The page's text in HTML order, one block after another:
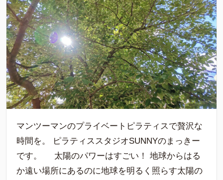
マンツーマンのプライベートピラティスで贅沢な
時間を。 ピラティススタジオSUNNYのまっきー
です。 太陽のパワーはすごい！ 地球からはる
か遠い場所にあるのに地球を明るく照らす太陽の